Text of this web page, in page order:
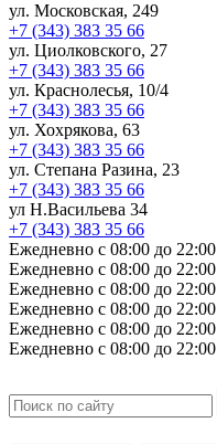
ул. Московская, 249
+7 (343) 383 35 66
ул. Циолковского, 27
+7 (343) 383 35 66
ул. Краснолесья, 10/4
+7 (343) 383 35 66
ул. Хохрякова, 63
+7 (343) 383 35 66
ул. Степана Разина, 23
+7 (343) 383 35 66
ул Н.Васильева 34
+7 (343) 383 35 66
Ежедневно с 08:00 до 22:00
Ежедневно с 08:00 до 22:00
Ежедневно с 08:00 до 22:00
Ежедневно с 08:00 до 22:00
Ежедневно с 08:00 до 22:00
Ежедневно с 08:00 до 22:00